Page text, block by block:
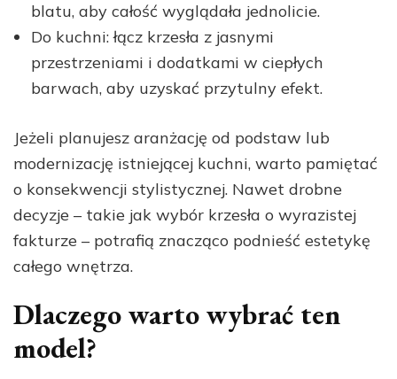
blatu, aby całość wyglądała jednolicie.
Do kuchni: łącz krzesła z jasnymi
przestrzeniami i dodatkami w ciepłych
barwach, aby uzyskać przytulny efekt.
Jeżeli planujesz aranżację od podstaw lub
modernizację istniejącej kuchni, warto pamiętać
o konsekwencji stylistycznej. Nawet drobne
decyzje – takie jak wybór krzesła o wyrazistej
fakturze – potrafią znacząco podnieść estetykę
całego wnętrza.
Dlaczego warto wybrać ten
model?